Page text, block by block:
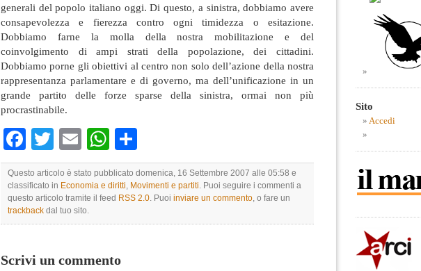
generali del popolo italiano oggi. Di questo, a sinistra, dobbiamo avere
consapevolezza e fierezza contro ogni timidezza o esitazione.
Dobbiamo farne la molla della nostra mobilitazione e del
coinvolgimento di ampi strati della popolazione, dei cittadini.
Dobbiamo porne gli obiettivi al centro non solo dell’azione della nostra
rappresentanza parlamentare e di governo, ma dell’unificazione in un
grande partito delle forze sparse della sinistra, ormai non più
procrastinabile.
Facebook
TwitterEmailWhatsApp
Questo articolo è stato pubblicato domenica, 16 Settembre 2007 alle 05:58 e
classificato in Economia e diritti, Movimenti e partiti. Puoi seguire i commenti a
questo articolo tramite il feed RSS 2.0. Puoi inviare un commento, o fare un
trackback dal tuo sito.
Scrivi un commento
Sito
Accedi